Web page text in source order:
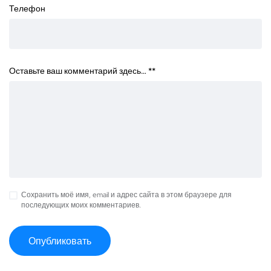
Телефон
Оставьте ваш комментарий здесь… **
Сохранить моё имя, email и адрес сайта в этом браузере для
последующих моих комментариев.